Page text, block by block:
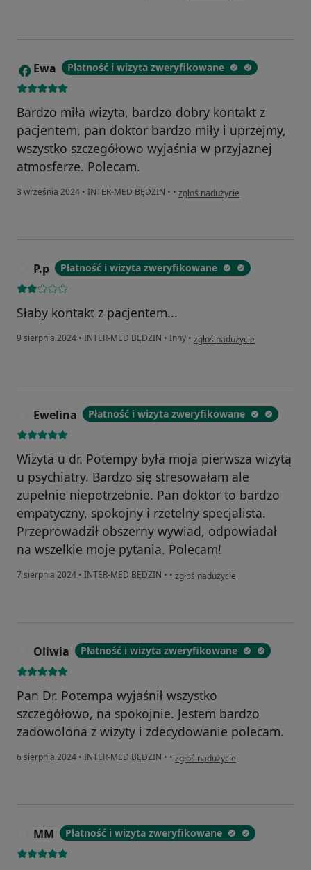
E Ewa Płatność i wizyta zweryfikowane
Bardzo miła wizyta, bardzo dobry kontakt z
pacjentem, pan doktor bardzo miły i uprzejmy,
wszystko szczegółowo wyjaśnia w przyjaznej
atmosferze. Polecam.
3 września 2024 • INTER-MED BĘDZIN • • w opinii użytkownika Ewa
zgłoś nadużycie
P.p Płatność i wizyta zweryfikowane
Słaby kontakt z pacjentem...
9 sierpnia 2024 • INTER-MED BĘDZIN • Inny • w opinii użytkownika P.p
zgłoś nadużycie
Ewelina Płatność i wizyta zweryfikowane
Wizyta u dr. Potempy była moja pierwsza wizytą
u psychiatry. Bardzo się stresowałam ale
zupełnie niepotrzebnie. Pan doktor to bardzo
empatyczny, spokojny i rzetelny specjalista.
Przeprowadził obszerny wywiad, odpowiadał
na wszelkie moje pytania. Polecam!
7 sierpnia 2024 • INTER-MED BĘDZIN • • w opinii użytkownika Ewelina
zgłoś nadużycie
Oliwia Płatność i wizyta zweryfikowane
Pan Dr. Potempa wyjaśnił wszystko
szczegółowo, na spokojnie. Jestem bardzo
zadowolona z wizyty i zdecydowanie polecam.
6 sierpnia 2024 • INTER-MED BĘDZIN • • w opinii użytkownika Oliwia
zgłoś nadużycie
MM Płatność i wizyta zweryfikowane